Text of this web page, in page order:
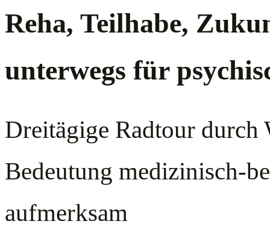
Reha, Teilhabe,
unterwegs für
Dreitägige Radtour durch
Bedeutung medizinisch-
aufmerksam